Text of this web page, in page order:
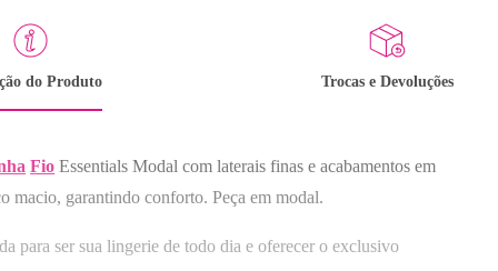
Selecione o tamanho
a taça Selecione o tamanho
do Produto Trocas e Devoluções
Fio Essentials Modal com laterais finas e acabamentos em
macio, garantindo conforto. Peça em modal.
para ser sua lingerie de todo dia e oferecer o exclusivo